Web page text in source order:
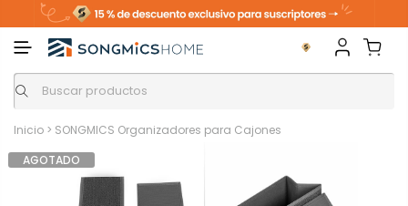
Inicio > SONGMICS Organizadores para Cajones
AGOTADO